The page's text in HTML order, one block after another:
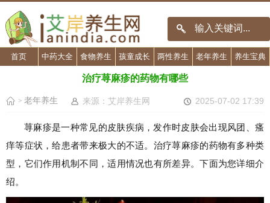
首页 中药大全 食物养生 孩童成长 两性养生 老年养生 养生宝典
治疗荨麻疹的药物有哪些
> 老年养生 来源：艾岸养生网 2025-07-02 17:39
荨麻疹是一种常见的皮肤疾病，发作时皮肤会出现风团、瘙
痒等症状，给患者带来极大的不适。治疗荨麻疹的药物有多种类
型，它们作用机制不同，适用情况也有所差异。下面为您详细介
绍。